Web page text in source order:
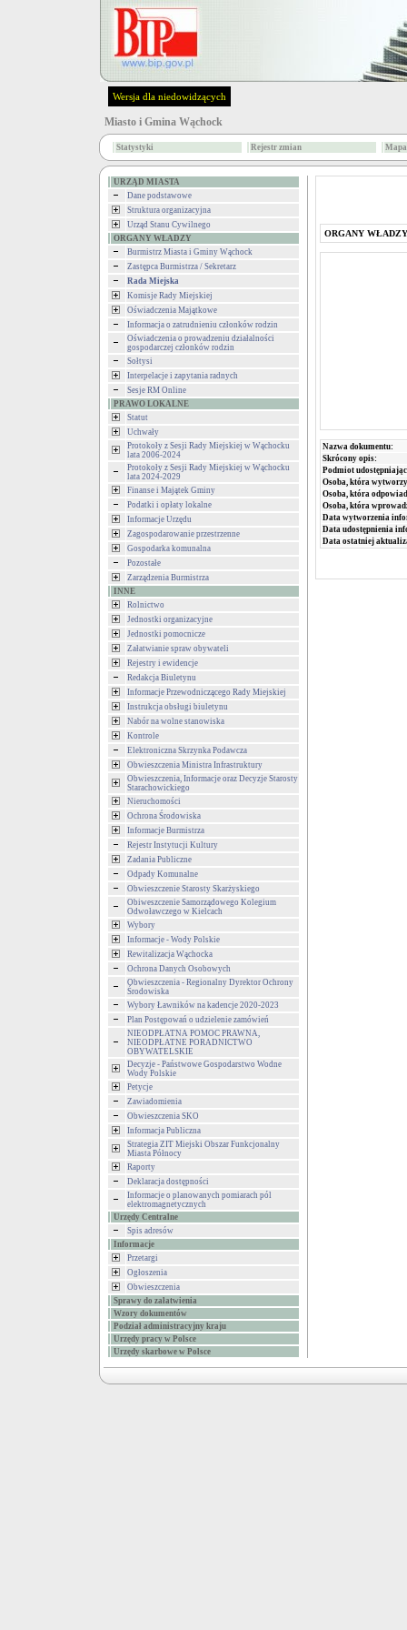
Wersja dla niedowidzących
Miasto i Gmina Wąchock
Statystyki Rejestr zmian
URZĄD MIASTA
Dane podstawowe
Struktura organizacyjna
Urząd Stanu Cywilnego
ORGANY WŁADZY
Burmistrz Miasta i Gminy Wąchock
Zastępca Burmistrza / Sekretarz
Rada Miejska
Komisje Rady Miejskiej
Oświadczenia Majątkowe
Informacja o zatrudnieniu członków rodzin
Oświadczenia o prowadzeniu działalności
gospodarczej członków rodzin
Sołtysi
Interpelacje i zapytania radnych
Sesje RM Online
PRAWO LOKALNE
Statut
Uchwały
Protokoły z Sesji Rady Miejskiej w Wąchocku
lata 2006-2024
Protokoły z Sesji Rady Miejskiej w Wąchocku
lata 2024-2029
Finanse i Majątek Gminy
Podatki i opłaty lokalne
Informacje Urzędu
Zagospodarowanie przestrzenne
Gospodarka komunalna
Pozostałe
Zarządzenia Burmistrza
INNE
Rolnictwo
Jednostki organizacyjne
Jednostki pomocnicze
Załatwianie spraw obywateli
Rejestry i ewidencje
Redakcja Biuletynu
Informacje Przewodniczącego Rady Miejskiej
Instrukcja obsługi biuletynu
Nabór na wolne stanowiska
Kontrole
Elektroniczna Skrzynka Podawcza
Obwieszczenia Ministra Infrastruktury
Obwieszczenia, Informacje oraz Decyzje Starosty
Starachowickiego
Nieruchomości
Ochrona Środowiska
Informacje Burmistrza
Rejestr Instytucji Kultury
Zadania Publiczne
Odpady Komunalne
Obwieszczenie Starosty Skarżyskiego
Obiweszczenie Samorządowego Kolegium
Odwoławczego w Kielcach
Wybory
Informacje - Wody Polskie
Rewitalizacja Wąchocka
Ochrona Danych Osobowych
Obwieszczenia - Regionalny Dyrektor Ochrony
Środowiska
Wybory Ławników na kadencje 2020-2023
Plan Postępowań o udzielenie zamówień
NIEODPŁATNA POMOC PRAWNA,
NIEODPŁATNE PORADNICTWO
OBYWATELSKIE
Decyzje - Państwowe Gospodarstwo Wodne
Wody Polskie
Petycje
Zawiadomienia
Obwieszczenia SKO
Informacja Publiczna
Strategia ZIT Miejski Obszar Funkcjonalny
Miasta Północy
Raporty
Deklaracja dostępności
Informacje o planowanych pomiarach pól
elektromagnetycznych
Urzędy Centralne
Spis adresów
Informacje
Przetargi
Ogłoszenia
Obwieszczenia
Sprawy do załatwienia
Wzory dokumentów
Podział administracyjny kraju
Urzędy pracy w Polsce
Urzędy skarbowe w Polsce
ORGANY WŁADZY
Nazwa dokumentu:
Skrócony opis:
Podmiot
Osoba, która
Osoba, która
Osoba, która
Data wytworzenia
Data udostępnienia
Data ostatniej